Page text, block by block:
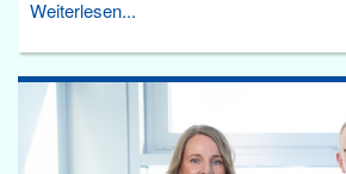
Weiterlesen...